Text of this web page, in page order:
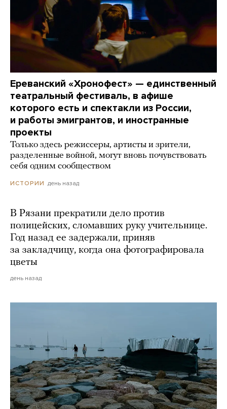
Ереванский «Хронофест» — единственный
театральный фестиваль, в афише
которого есть и спектакли из России,
и работы эмигрантов, и иностранные
проекты
Только здесь режиссеры, артисты и зрители,
разделенные войной, могут вновь почувствовать
себя одним сообществом
ИСТОРИИ день назад
В Рязани прекратили дело против
полицейских, сломавших руку учительнице.
Год назад ее задержали, приняв
за закладчицу, когда она фотографировала
цветы
день назад